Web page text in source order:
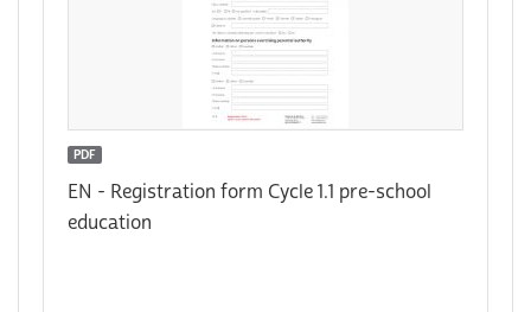
PDF
EN - Registration form Cycle 1.1 pre-school
education